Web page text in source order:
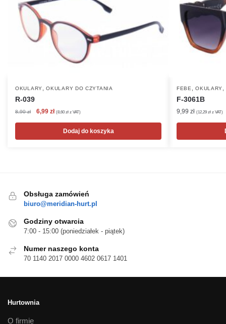
OKULARY ,OKULARY DO CZYTANIA
R-039
8,90zł
Pierwotna
8,90 zł.
6,99 złAktualna
wynosi:
6,99 zł.
(8,60 zł z VAT)
Dodaj do koszyka
FEBE ,OKULARY
F-3061B
9,99 zł (12,29 zł z VAT)
Obsługa zamówień
biuro@meridian-hurt.pl
Godziny otwarcia
7:00 - 15:00 (poniedziałek - piątek)
Numer naszego konta
70 1140 2017 0000 4602 0617 1401
Hurtownia
O firmie